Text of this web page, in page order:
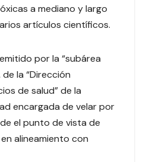
a mediano y largo
artículos científicos.
por la “subárea
la “Dirección
de salud” de la
encargada de velar por
el punto de vista de
alineamiento con